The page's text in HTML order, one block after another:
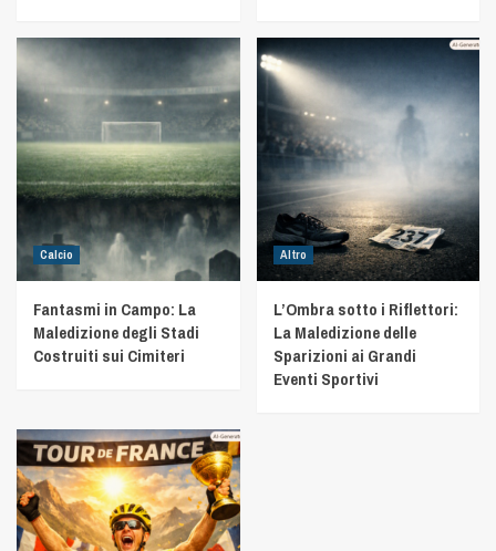
Calcio
Fantasmi in Campo: La
Maledizione degli Stadi
Costruiti sui Cimiteri
Altro
L’Ombra sotto i Riflettori:
La Maledizione delle
Sparizioni ai Grandi
Eventi Sportivi